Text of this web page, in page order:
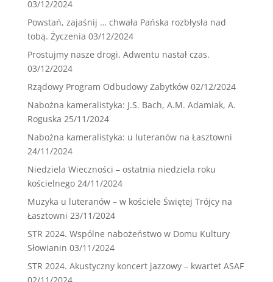
03/12/2024
Powstań, zajaśnij … chwała Pańska rozbłysła nad
tobą. Życzenia 03/12/2024
Prostujmy nasze drogi. Adwentu nastał czas.
03/12/2024
Rządowy Program Odbudowy Zabytków 02/12/2024
Nabożna kameralistyka: J.S. Bach, A.M. Adamiak, A.
Roguska 25/11/2024
Nabożna kameralistyka: u luteranów na Łasztowni
24/11/2024
Niedziela Wieczności – ostatnia niedziela roku
kościelnego 24/11/2024
Muzyka u luteranów – w kościele Świętej Trójcy na
Łasztowni 23/11/2024
STR 2024. Wspólne nabożeństwo w Domu Kultury
Słowianin 03/11/2024
STR 2024. Akustyczny koncert jazzowy – kwartet ASAF